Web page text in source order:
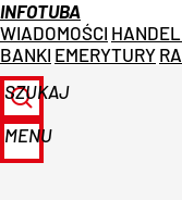
INFOTUBA
WIADOMOŚCI
BANKI EMERYTURY
SZUKAJ
MENU